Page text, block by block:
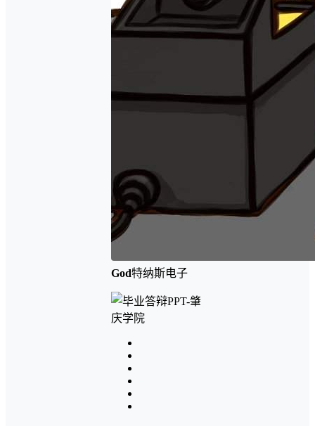
God特纳斯电子